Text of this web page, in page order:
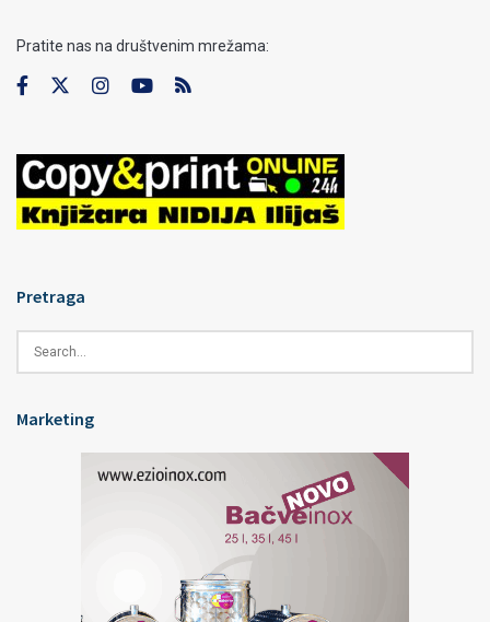
Pratite nas na društvenim mrežama:
Pretraga
Marketing